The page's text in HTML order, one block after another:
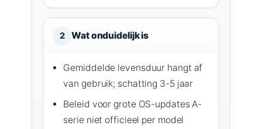
2 Wat onduidelijk is
Gemiddelde levensduur hangt af
van gebruik; schatting 3-5 jaar
Beleid voor grote OS-updates A-
serie niet officieel per model